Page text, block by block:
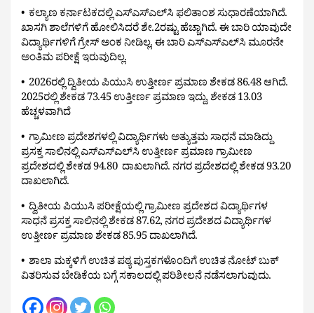
•  ಕಲ್ಯಾಣ ಕರ್ನಾಟಕದಲ್ಲಿ ಎಸ್ಎಸ್ಎಲ್‌ಸಿ ಫಲಿತಾಂಶ ಸುಧಾರಣೆಯಾಗಿದೆ.
ಖಾಸಗಿ ಶಾಲೆಗಳಿಗೆ ಹೋಲಿಸಿದರೆ ಶೇ.2ರಷ್ಟು ಹೆಚ್ಚಾಗಿದೆ. ಈ ಬಾರಿ ಯಾವುದೇ
ವಿದ್ಯಾರ್ಥಿಗಳಿಗೆ ಗ್ರೇಸ್ ಅಂಕ ನೀಡಿಲ್ಲ. ಈ ಬಾರಿ ಎಸ್ಎಸ್ಎಲ್‌ಸಿ ಮೂರನೇ
ಅಂತಿಮ ಪರೀಕ್ಷೆ ಇರುವುದಿಲ್ಲ.
•  2026ರಲ್ಲಿ ದ್ವಿತೀಯ ಪಿಯುಸಿ ಉತ್ತೀರ್ಣ ಪ್ರಮಾಣ ಶೇಕಡ 86.48 ಆಗಿದೆ.
2025ರಲ್ಲಿ ಶೇಕಡ 73.45 ಉತ್ತೀರ್ಣ ಪ್ರಮಾಣ ಇದ್ದು, ಶೇಕಡ 13.03
ಹೆಚ್ಚಳವಾಗಿದೆ
•  ಗ್ರಾಮೀಣ ಪ್ರದೇಶಗಳಲ್ಲಿ ವಿದ್ಯಾರ್ಥಿಗಳು ಅತ್ಯುತ್ತಮ ಸಾಧನೆ ಮಾಡಿದ್ದು
ಪ್ರಸಕ್ತ ಸಾಲಿನಲ್ಲಿ ಎಸ್‌ಎಸ್‌ಎಲ್‌ಸಿ ಉತ್ತೀರ್ಣ ಪ್ರಮಾಣ ಗ್ರಾಮೀಣ
ಪ್ರದೇಶದಲ್ಲಿ ಶೇಕಡ 94.80  ದಾಖಲಾಗಿದೆ. ನಗರ ಪ್ರದೇಶದಲ್ಲಿ ಶೇಕಡ 93.20
ದಾಖಲಾಗಿದೆ.
•  ದ್ವಿತೀಯ ಪಿಯುಸಿ ಪರೀಕ್ಷೆಯಲ್ಲಿ ಗ್ರಾಮೀಣ ಪ್ರದೇಶದ ವಿದ್ಯಾರ್ಥಿಗಳ
ಸಾಧನೆ ಪ್ರಸಕ್ತ ಸಾಲಿನಲ್ಲಿ ಶೇಕಡ 87.62, ನಗರ ಪ್ರದೇಶದ ವಿದ್ಯಾರ್ಥಿಗಳ
ಉತ್ತೀರ್ಣ ಪ್ರಮಾಣ ಶೇಕಡ 85.95 ದಾಖಲಾಗಿದೆ.
•  ಶಾಲಾ ಮಕ್ಕಳಿಗೆ ಉಚಿತ ಪಠ್ಯ ಪುಸ್ತಕಗಳೊಂದಿಗೆ ಉಚಿತ ನೋಟ್ ಬುಕ್
ವಿತರಿಸುವ ಬೇಡಿಕೆಯ ಬಗ್ಗೆ ಸಕಾಲದಲ್ಲಿ ಪರಿಶೀಲನೆ ನಡೆಸಲಾಗುವುದು.